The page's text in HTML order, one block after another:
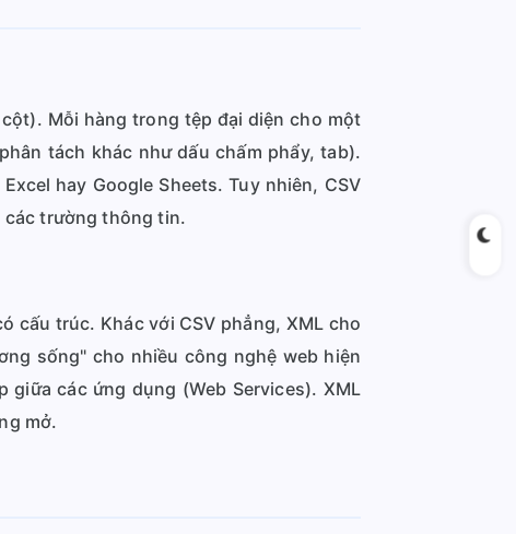
Mỗi hàng trong tệp đại diện cho một
tách khác như dấu chấm phẩy, tab).
hay Google Sheets. Tuy nhiên, CSV
các trường thông tin.
cấu trúc. Khác với CSV phẳng, XML cho
sống" cho nhiều công nghệ web hiện
các ứng dụng (Web Services). XML
mở.